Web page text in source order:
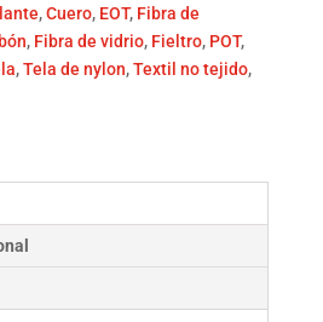
,Cuero, EOT, Fibra de
, Fibra de vidrio, Fieltro, POT,
,Tela de nylon,Textil no tejido,